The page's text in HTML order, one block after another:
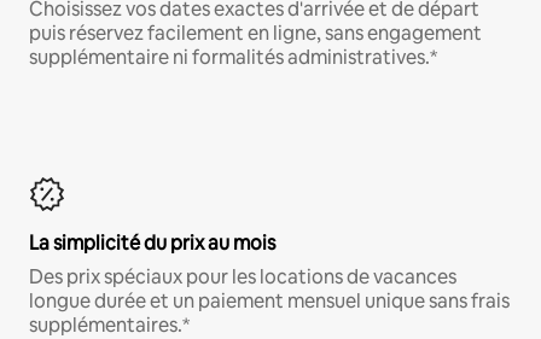
Choisissez vos dates exactes d'arrivée et de départ
puis réservez facilement en ligne, sans engagement
supplémentaire ni formalités administratives.*
La simplicité du prix au mois
Des prix spéciaux pour les locations de vacances
longue durée et un paiement mensuel unique sans frais
supplémentaires.*